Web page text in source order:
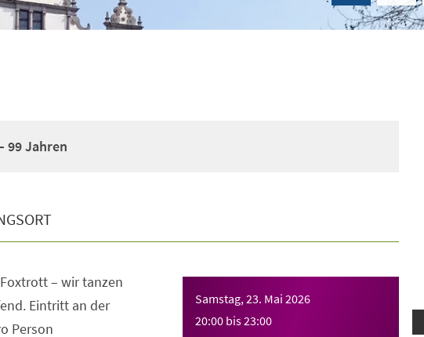
99 Jahren
Samstag, 23. Mai 2026
20:00 bis23:00
– wir tanzen
Eintritt an der
Person